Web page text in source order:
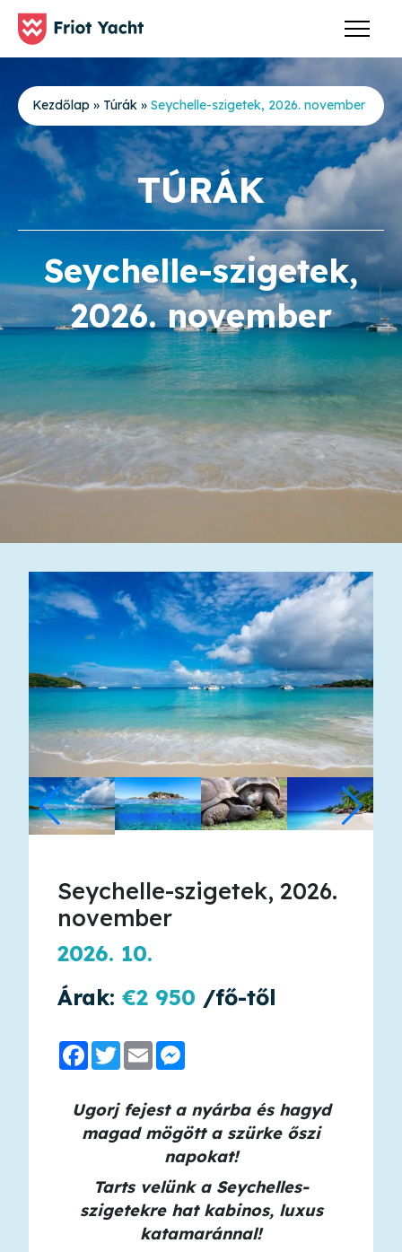
Kezdőlap » Túrák » Seychelle-szigetek, 2026. november
TÚRÁK
Seychelle-szigetek,
2026. november
Seychelle-szigetek, 2026.
november
2026. 10.
Árak: €2 950 /fő-től
Facebook
TwitterEmail
Ugorj fejest a nyárba és hagyd
magad mögött a szürke őszi
napokat!
Tarts velünk a Seychelles-
szigetekre hat kabinos, luxus
katamaránnal!